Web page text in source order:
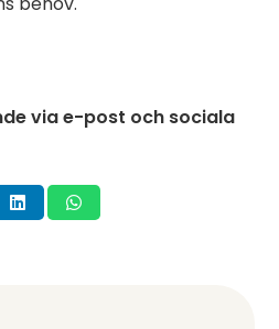
via e-post och sociala